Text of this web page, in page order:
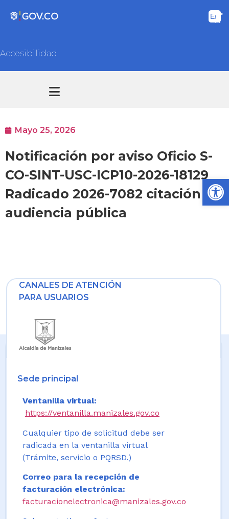
Accesibilidad
Mayo 25, 2026
Notificación por aviso Oficio S-
CO-SINT-USC-ICP10-2026-18129
Radicado 2026-7082 citación
audiencia pública
CANALES DE ATENCIÓN
PARA USUARIOS
Sede principal
Ventanilla virtual:
https://ventanilla.manizales.gov.co
Cualquier tipo de solicitud debe ser
radicada en la ventanilla virtual
(Trámite, servicio o PQRSD.)
Correo para la recepción de
facturación electrónica:
facturacionelectronica@manizales.gov.co